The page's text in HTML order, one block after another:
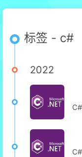
标签 - c#
2022